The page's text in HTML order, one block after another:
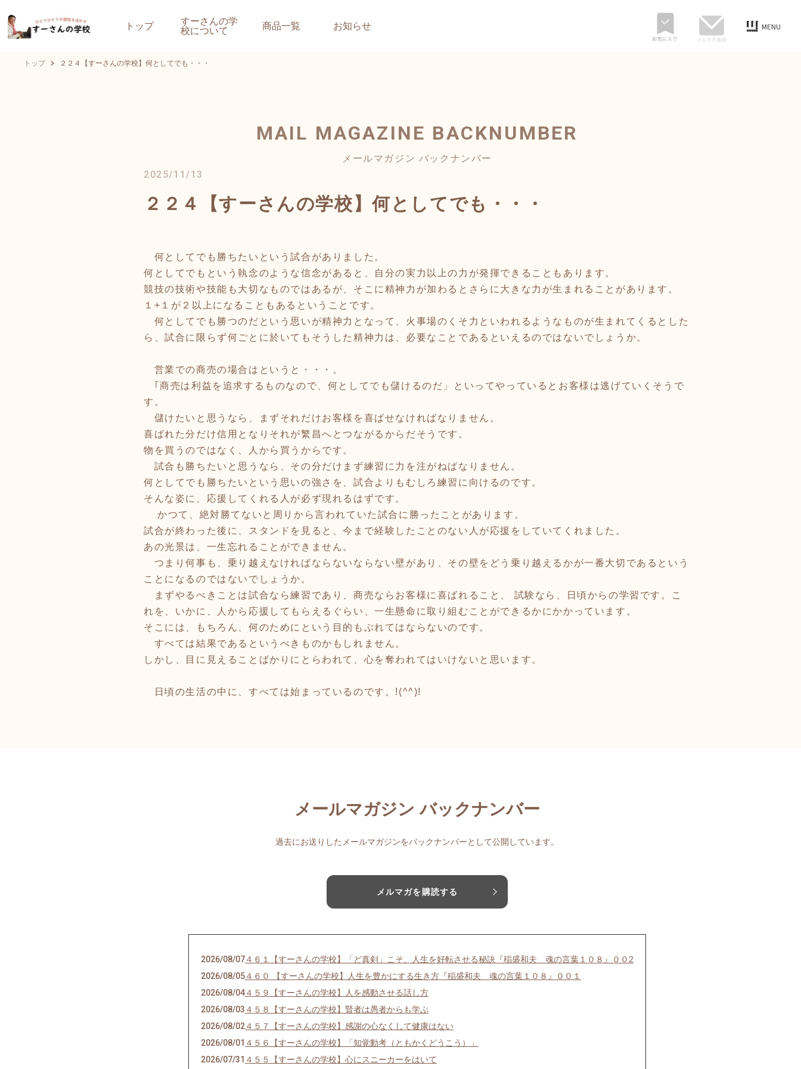
トップ
すーさんの学
校について
商品一覧 お知らせ
トップ ２２４【すーさんの学校】何としてでも・・・
MAIL MAGAZINE BACKNUMBER
メールマガジン バックナンバー
2025/11/13
２２４【すーさんの学校】何としてでも・・・
何としてでも勝ちたいという試合がありました。
何としてでもという執念のような信念があると、自分の実力以上の力が発揮できることもあります。
競技の技術や技能も大切なものではあるが、そこに精神力が加わるとさらに大きな力が生まれることがあります。
１+１が２以上になることもあるということです。
何としてでも勝つのだという思いが精神力となって、火事場のくそ力といわれるようなものが生まれてくるとした
ら、試合に限らず何ごとに於いてもそうした精神力は、必要なことであるといえるのではないでしょうか。
営業での商売の場合はというと・・・。
｢商売は利益を追求するものなので、何としてでも儲けるのだ」といってやっているとお客様は逃げていくそうで
す。
儲けたいと思うなら、まずそれだけお客様を喜ばせなければなりません。
喜ばれた分だけ信用となりそれが繁昌へとつながるからだそうです。
物を買うのではなく、人から買うからです。
試合も勝ちたいと思うなら、その分だけまず練習に力を注がねばなりません。
何としてでも勝ちたいという思いの強さを、試合よりもむしろ練習に向けるのです。
そんな姿に、応援してくれる人が必ず現れるはずです。
かつて、絶対勝てないと周りから言われていた試合に勝ったことがあります。
試合が終わった後に、スタンドを見ると、今まで経験したことのない人が応援をしていてくれました。
あの光景は、一生忘れることができません。
つまり何事も、乗り越えなければならないならない壁があり、その壁をどう乗り越えるかが一番大切であるという
ことになるのではないでしょうか。
まずやるべきことは試合なら練習であり、商売ならお客様に喜ばれること、 試験なら、日頃からの学習です。こ
れを、いかに、人から応援してもらえるぐらい、一生懸命に取り組むことができるかにかかっています。
そこには、もちろん、何のためにという目的もぶれてはならないのです。
すべては結果であるというべきものかもしれません。
しかし、目に見えることばかりにとらわれて、心を奪われてはいけないと思います。
日頃の生活の中に、すべては始まっているのです。!(^^)!
メールマガジン バックナンバー
過去にお送りしたメールマガジンをバックナンバーとして公開しています。
メルマガを購読する
2026/08/07４６１【すーさんの学校】「ど真剣」こそ、人生を好転させる秘訣『稲盛和夫 魂の言葉１０８』００2
2026/08/05４６０ 【すーさんの学校】人生を豊かにする生き方『稲盛和夫 魂の言葉１０８』００１
2026/08/04４５９【すーさんの学校】人を感動させる話し方
2026/08/03 ４５８【すーさんの学校】賢者は愚者からも学ぶ
2026/08/02４５７【すーさんの学校】感謝の心なくして健康はない
2026/08/01 ４５６【すーさんの学校】「知覚動考（ともかくどうこう）」
2026/07/31 ４５５【すーさんの学校】心にスニーカーをはいて